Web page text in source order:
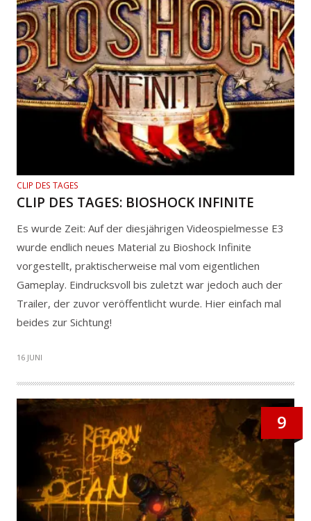
CLIP DES TAGES
CLIP DES TAGES: BIOSHOCK INFINITE
Es wurde Zeit: Auf der diesjährigen Videospielmesse E3
wurde endlich neues Material zu Bioshock Infinite
vorgestellt, praktischerweise mal vom eigentlichen
Gameplay. Eindrucksvoll bis zuletzt war jedoch auch der
Trailer, der zuvor veröffentlicht wurde. Hier einfach mal
beides zur Sichtung!
16 JUNI
9